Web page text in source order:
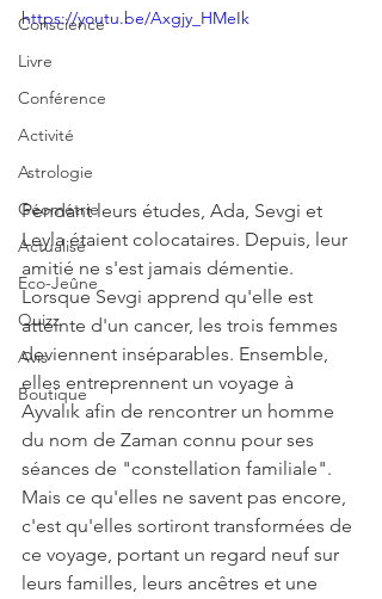
Conscience
Livre
Conférence
Activité
Astrologie
Géométrie
Actualisé
Eco-Jeûne
Quizz
Avis
Boutique
https://youtu.be/Axgjy_HMeIk
Pendant leurs études, Ada, Sevgi et
Leyla étaient colocataires. Depuis, leur
amitié ne s'est jamais démentie.
Lorsque Sevgi apprend qu'elle est
atteinte d'un cancer, les trois femmes
deviennent inséparables. Ensemble,
elles entreprennent un voyage à
Ayvalık afin de rencontrer un homme
du nom de Zaman connu pour ses
séances de "constellation familiale".
Mais ce qu'elles ne savent pas encore,
c'est qu'elles sortiront transformées de
ce voyage, portant un regard neuf sur
leurs familles, leurs ancêtres et une